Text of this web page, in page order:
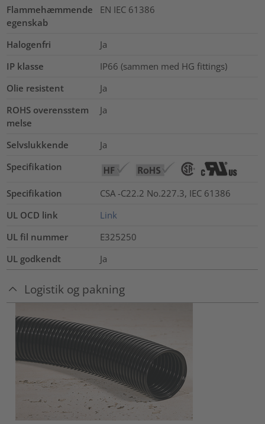
Flammehæmmende
egenskab
EN IEC 61386
Halogenfri
Ja
IP klasse
IP66 (sammen med HG fittings)
Olie resistent
Ja
ROHS overensstem
melse
Ja
Selvslukkende
Ja
Specifikation
Specifikation
CSA -C22.2 No.227.3, IEC 61386
UL OCD link
Link
UL fil nummer
E325250
UL godkendt
Ja
Logistik og pakning